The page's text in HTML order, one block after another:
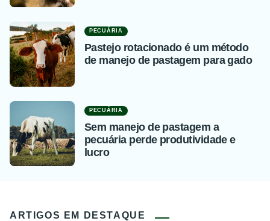
PECUÁRIA
Pastejo rotacionado é um método
de manejo de pastagem para gado
PECUÁRIA
Sem manejo de pastagem a
pecuária perde produtividade e
lucro
ARTIGOS EM DESTAQUE